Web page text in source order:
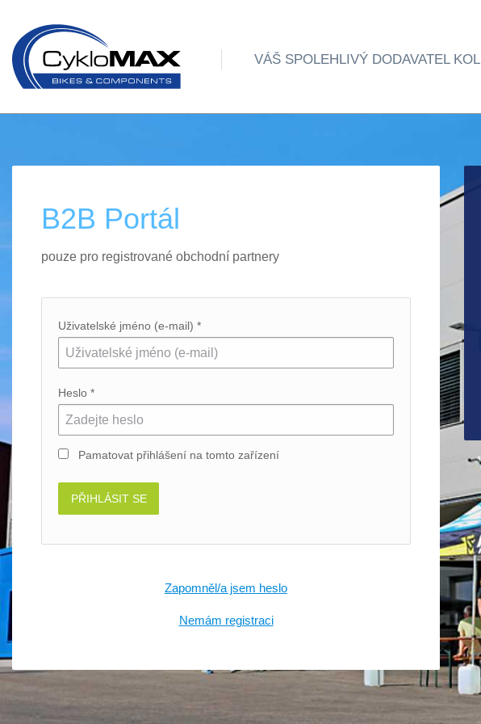
VÁŠ SPOLEHLIVÝ DODAVATEL
B2B Portál
pouze pro registrované obchodní partnery
Uživatelské jméno (e-mail) *
Heslo *
Pamatovat přihlášení na tomto zařízení
PŘIHLÁSIT SE
Zapomněl/a jsem heslo
Nemám registraci